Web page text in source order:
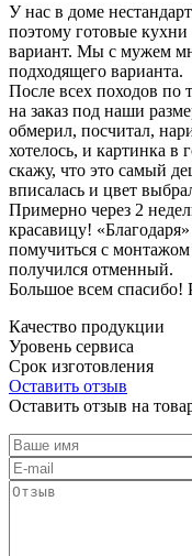
У нас в доме
поэтому готовые
вариант. Мы с мужем
подходящего варианта.
После всех походов по
на заказ под наши
обмерил, посчитал,
хотелось, и картинка в
скажу, что это самый
вписалась и цвет
Примерно через 2
красавицу!
помучиться с
получился отменный.
Большое всем спасибо!
Качество продукции
Уровень сервиса
Срок изготовления
Оставить отзыв
Оставить отзыв на